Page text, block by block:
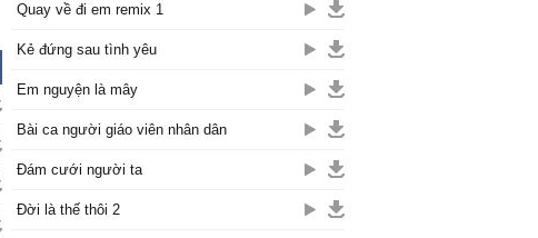
Quay về đi em remix 1
Kẻ đứng sau tình yêu
Em nguyện là mây
Bài ca người giáo viên nhân dân
Đám cưới người ta
Đời là thế thôi 2